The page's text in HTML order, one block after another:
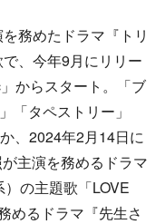
務めたドラマ『トリ
、今年9月にリリー
からスタート。「ブ
「タペストリー」
、2024年2月14日に
主演を務めるドラマ
）の主題歌「LOVE
めるドラマ『先生さ